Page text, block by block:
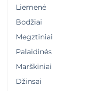
Liemenė
Bodžiai
Megztiniai
Palaidinės
Marškiniai
Džinsai